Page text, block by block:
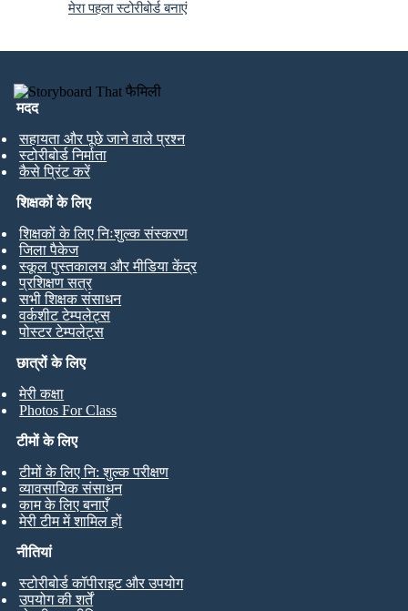
मेरा पहला स्टोरीबोर्ड बनाएं
मदद
सहायता और पूछे जाने वाले प्रश्न
स्टोरीबोर्ड निर्माता
कैसे प्रिंट करें
छात्रों के लिए
मेरी कक्षा
Photos For Class
शिक्षकों के लिए
शिक्षकों के लिए निःशुल्क संस्करण
जिला पैकेज
स्कूल पुस्तकालय और मीडिया केंद्र
प्रशिक्षण सत्र
सभी शिक्षक संसाधन
वर्कशीट टेम्पलेट्स
पोस्टर टेम्पलेट्स
टीमों के लिए
टीमों के लिए नि: शुल्क परीक्षण
व्यावसायिक संसाधन
काम के लिए बनाएँ
मेरी टीम में शामिल हों
नीतियां
स्टोरीबोर्ड कॉपीराइट और उपयोग
उपयोग की शर्तें